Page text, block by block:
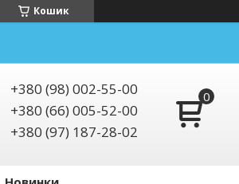
Кошик
+380 (98) 002-55-00
+380 (66) 005-52-00
+380 (97) 187-28-02